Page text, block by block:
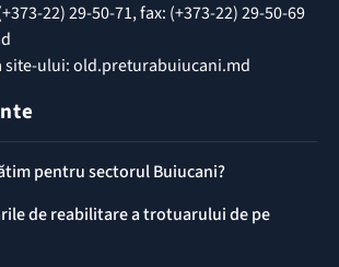
22) 29-50-71, fax: (+373-22) 29-50-69
site-ului: old.preturabuiucani.md
pentru sectorul Buiucani?
de reabilitare a trotuarului de pe